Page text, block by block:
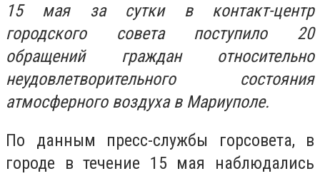
15 мая за сутки в контакт-центр
городского совета поступило 20
обращений граждан относительно
неудовлетворительного состояния
атмосферного воздуха в Мариуполе.
По данным пресс-службы горсовета, в
городе в течение 15 мая наблюдались